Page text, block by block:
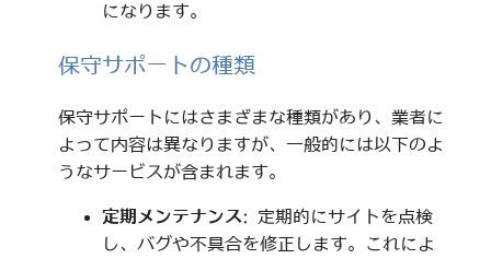
になります。
保守サポートの種類
保守サポートにはさまざまな種類があり、業者に
よって内容は異なりますが、一般的には以下のよ
うなサービスが含まれます。
定期メンテナンス: 定期的にサイトを点検
し、バグや不具合を修正します。これによ